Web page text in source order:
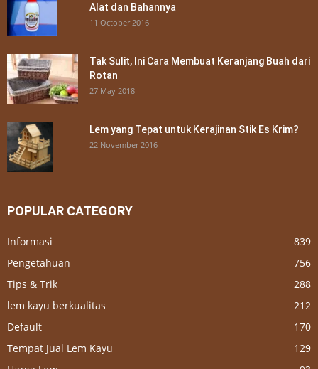
Alat dan Bahannya
11 October 2016
Tak Sulit, Ini Cara Membuat Keranjang Buah dari
Rotan
27 May 2018
Lem yang Tepat untuk Kerajinan Stik Es Krim?
22 November 2016
POPULAR CATEGORY
Informasi
839
Pengetahuan
756
Tips & Trik
288
lem kayu berkualitas
212
Default
170
Tempat Jual Lem Kayu
129